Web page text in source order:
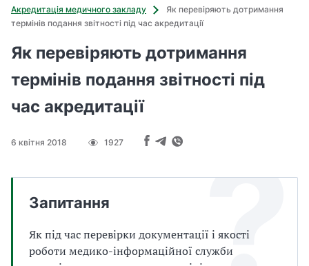
Акредитація медичного закладу
Як перевіряють дотримання
термінів подання звітності під час акредитації
Як перевіряють дотримання
термінів подання звітності під
час акредитації
6 квітня 2018 1927
Запитання
Як під час перевірки документації і якості
роботи медико-інформаційної служби
д
м
о
ж
р
м